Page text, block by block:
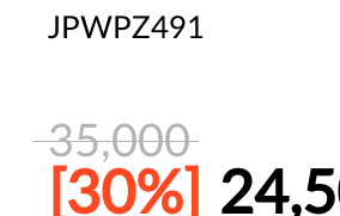
JPWPZ491
35,000
[30%]